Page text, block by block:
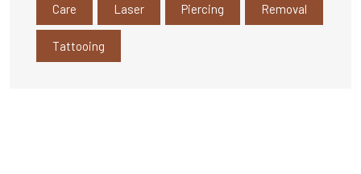
Care Laser Piercing Removal
Tattooing